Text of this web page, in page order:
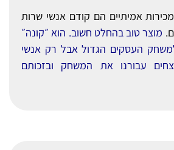
אמיתיים הם קודם אנשי שרות
מוצר טוב בהחלט חשוב. הוא ״קונה״
העסקים הגדול אבל רק אנשי
עבורנו את המשחק ובזכותם